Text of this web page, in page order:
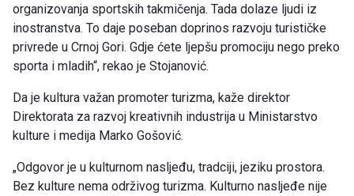
organizovanja sportskih takmičenja. Tada dolaze ljudi iz
inostranstva. To daje poseban doprinos razvoju turističke
privrede u Crnoj Gori. Gdje ćete ljepšu promociju nego preko
sporta i mladih“, rekao je Stojanović.
Da je kultura važan promoter turizma, kaže direktor
Direktorata za razvoj kreativnih industrija u Ministarstvo
kulture i medija Marko Gošović.
„Odgovor je u kulturnom nasljeđu, tradciji, jeziku prostora.
Bez kulture nema održivog turizma. Kulturno nasljeđe nije